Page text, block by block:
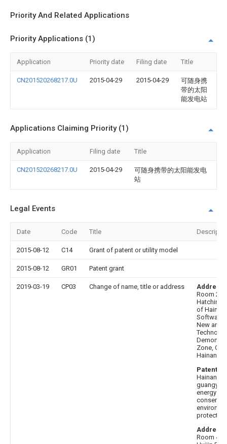
Priority And Related Applications
Priority Applications (1)
Application Priority date Filing date Title
CN201520268217.0U 2015-04-29 2015-04-29
可随身携
带的太阳
能发电站
Applications Claiming Priority (1)
Application Filing date Title
CN201520268217.0U 2015-04-29
可随身携带的太阳能发电
站
Legal Events
Date Code Title
2015-08-12 C14 Grant of patent or utility model
2015-08-12 GR01 Patent grant
2019-03-19 CP03 Change of name, title or address
Address
Room
Hatching
of Hainan
Software
New and
Zone, Old
Hainan
Hainan
energy
Address
Room